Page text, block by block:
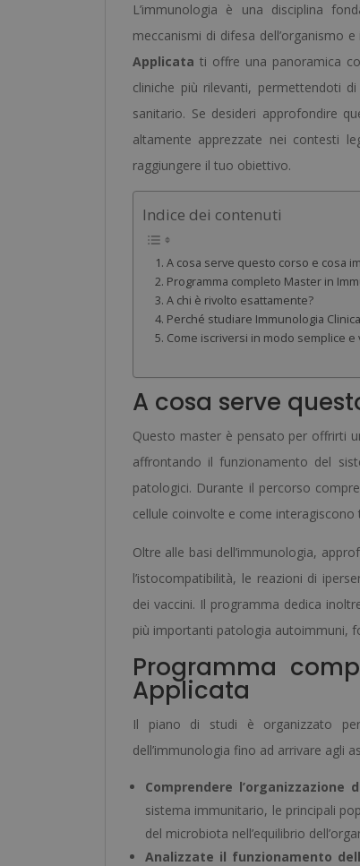
L’immunologia è una disciplina
meccanismi di difesa dell’organismo
Applicata ti offre una panoramica
cliniche più rilevanti, permettendoti
sanitario. Se desideri approfondire
altamente apprezzate nei contesti
raggiungere il tuo obiettivo.
Indice dei contenuti
A cosa serve questo corso e cosa
Programma completo Master in
A chi è rivolto esattamente?
Perché studiare Immunologia
Come iscriversi in modo semplice e
A cosa serve
Questo master è pensato per offrirti
affrontando il funzionamento del
patologici. Durante il percorso
cellule coinvolte e come
Oltre alle basi dell’immunologia,
l’istocompatibilità, le reazioni di
dei vaccini. Il programma dedica
più importanti patologia autoimmuni,
Programma
Applicata
Il piano di studi è organizzato
dell’immunologia fino ad arrivare agli
Comprendere
sistema immunitario, le principali
del microbiota nell’equilibrio
Analizzate il funzionamento